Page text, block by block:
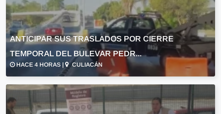
ANTICIPAR SUS TRASLADOS POR CIERRE
TEMPORAL DEL BULEVAR PEDR...
HACE 4 HORAS | CULIACÁN